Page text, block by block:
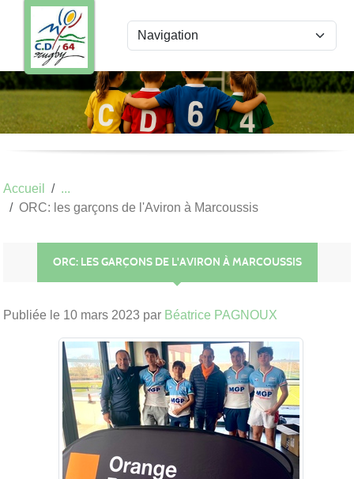
Accueil
ORC: les garçons de l'Aviron à Marcoussis
ORC: LES GARÇONS DE L'AVIRON À MARCOUSSIS
Publiée le 10 mars 2023 par Béatrice PAGNOUX
Panneau de gestion des cookies